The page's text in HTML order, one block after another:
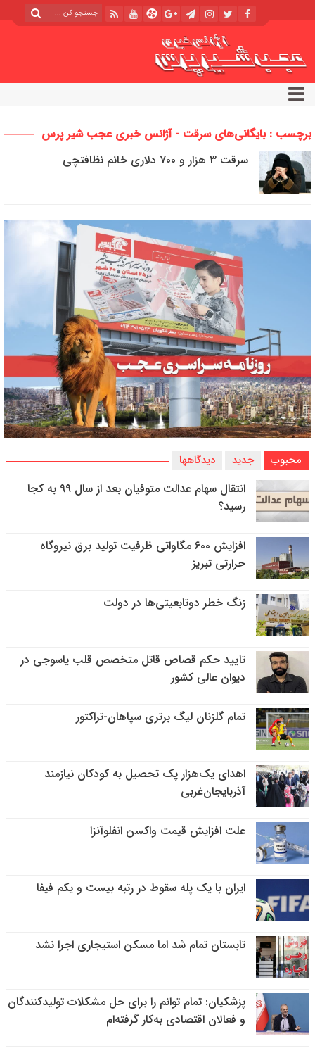
برچسب : بایگانی‌های سرقت - آژانس خبری عجب شیر پرس
سرقت ۳ هزار و ۷۰۰ دلاری خانم نظافتچی
محبوب جدید دیدگاهها
انتقال سهام عدالت متوفیان بعد از سال ۹۹ به کجا
رسید؟
افزایش ۶۰۰ مگاواتی ظرفیت تولید برق نیروگاه
حرارتی تبریز
زنگ خطر دوتابعیتی‌ها در دولت
تایید حکم قصاص قاتل متخصص قلب یاسوجی در
دیوان عالی کشور
تمام گلزنان لیگ‌ برتری سپاهان-تراکتور
اهدای یک‌هزار پک تحصیل به کودکان نیازمند
آذربایجان‌غربی
علت افزایش قیمت واکسن انفلوآنزا
ایران با یک پله سقوط در رتبه بیست و یکم فیفا
تابستان تمام شد اما مسکن استیجاری اجرا نشد
پزشکیان: تمام توانم را برای حل مشکلات تولیدکنندگان
و فعالان اقتصادی به‌کار گرفته‌ام